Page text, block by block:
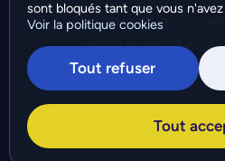
CAPTEUR PRESS
CAPTEUR PRESS
CAPTEUR PRESS
©Bresch SAS - Copyright
Préférences de cookies-
sont bloqués tant que vous
Voir la politique cookies
Tout refuser
Tout